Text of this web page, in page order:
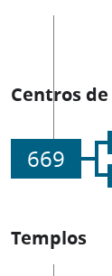
Centros
669
Templos